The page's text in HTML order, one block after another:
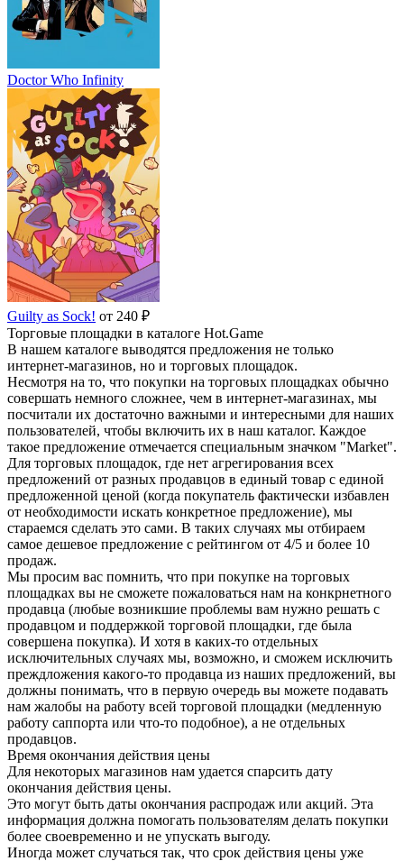
Doctor Who Infinity
Guilty as Sock! от 240 ₽
Торговые площадки в каталоге Hot.Game
В нашем каталоге выводятся предложения не только
интернет-магазинов, но и торговых площадок.
Несмотря на то, что покупки на торговых площадках обычно
совершать немного сложнее, чем в интернет-магазинах, мы
посчитали их достаточно важными и интересными для наших
пользователей, чтобы включить их в наш каталог. Каждое
такое предложение отмечается специальным значком "Market".
Для торговых площадок, где нет агрегирования всех
предложений от разных продавцов в единый товар с единой
предложенной ценой (когда покупатель фактически избавлен
от необходимости искать конкретное предложение), мы
стараемся сделать это сами. В таких случаях мы отбираем
самое дешевое предложение с рейтингом от 4/5 и более 10
продаж.
Мы просим вас помнить, что при покупке на торговых
площадках вы не сможете пожаловаться нам на конкрнетного
продавца (любые возникшие проблемы вам нужно решать с
продавцом и поддержкой торговой площадки, где была
совершена покупка). И хотя в каких-то отдельных
исключительных случаях мы, возможно, и сможем исключить
преждложения какого-то продавца из наших предложений, вы
должны понимать, что в первую очередь вы можете подавать
нам жалобы на работу всей торговой площадки (медленную
работу саппорта или что-то подобное), а не отдельных
продавцов.
Время окончания действия цены
Для некоторых магазинов нам удается спарсить дату
окончания действия цены.
Это могут быть даты окончания распродаж или акций. Эта
информация должна помогать пользователям делать покупки
более своевременно и не упускать выгоду.
Иногда может случаться так, что срок действия цены уже